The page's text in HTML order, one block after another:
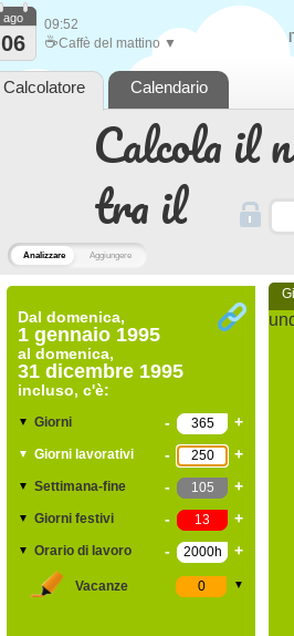
Analizzare Aggiungere
Calcola il
tra il
Dal domenica,
1 gennaio 1995
al domenica,
31 dicembre 1995
incluso, c'è:
▼ Giorni - +
▼ Giorni lavorativi - +
▼ Settimana-fine - +
▼ Giorni festivi - +
▼ Orario di lavoro - +
Vacanze ▼
ago
06
09:52
☕Caffè del mattino ▼
Calcolatore Calendario